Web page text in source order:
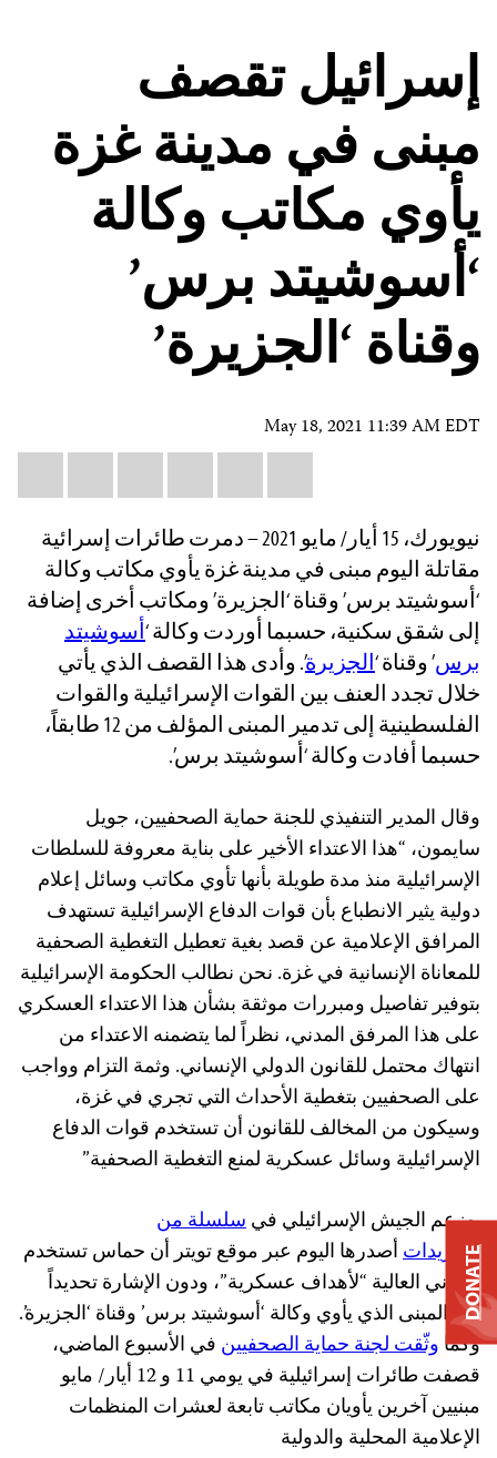
إسرائيل تقصف
مبنى في مدينة غزة
يأوي مكاتب وكالة
‘أسوشيتد برس’
وقناة ‘الجزيرة’
May 18, 2021 11:39 AM EDT
نيويورك، 15 أيار/ مايو 2021 – دمرت طائرات إسرائية
مقاتلة اليوم مبنى في مدينة غزة يأوي مكاتب وكالة
‘أسوشيتد برس’ وقناة ‘الجزيرة’ ومكاتب أخرى إضافة
إلى شقق سكنية، حسبما أوردت وكالة ‘أسوشيتد
برس’ وقناة ‘الجزيرة’. وأدى هذا القصف الذي يأتي
خلال تجدد العنف بين القوات الإسرائيلية والقوات
الفلسطينية إلى تدمير المبنى المؤلف من 12 طابقاً،
حسبما أفادت وكالة ‘أسوشيتد برس’.
وقال المدير التنفيذي للجنة حماية الصحفيين، جويل
سايمون، “هذا الاعتداء الأخير على بناية معروفة للسلطات
الإسرائيلية منذ مدة طويلة بأنها تأوي مكاتب وسائل إعلام
دولية يثير الانطباع بأن قوات الدفاع الإسرائيلية تستهدف
المرافق الإعلامية عن قصد بغية تعطيل التغطية الصحفية
للمعاناة الإنسانية في غزة. نحن نطالب الحكومة الإسرائيلية
بتوفير تفاصيل ومبررات موثقة بشأن هذا الاعتداء العسكري
على هذا المرفق المدني، نظراً لما يتضمنه الاعتداء من
انتهاك محتمل للقانون الدولي الإنساني. وثمة التزام وواجب
على الصحفيين بتغطية الأحداث التي تجري في غزة،
وسيكون من المخالف للقانون أن تستخدم قوات الدفاع
الإسرائيلية وسائل عسكرية لمنع التغطية الصحفية”
.وزعم الجيش الإسرائيلي فيسلسلة من
التغريداتأصدرها اليوم عبر موقع تويتر أن حماس تستخدم
المباني العالية “لأهداف عسكرية”، ودون الإشارة تحديداً
إلى المبنى الذي يأوي وكالة ‘أسوشيتد برس’ وقناة ‘الجزيرة’.
وكما وثّقت لجنة حماية الصحفيين في الأسبوع الماضي،
قصفت طائرات إسرائيلية في يومي 11 و 12 أيار/ مايو
مبنيين آخرين يأويان مكاتب تابعة لعشرات المنظمات
الإعلامية المحلية والدولية
DONATE